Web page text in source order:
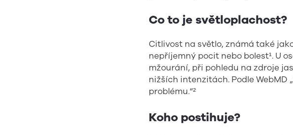
Co to je světloplachost?
Citlivost na světlo, známá také
nepříjemný pocit nebo bolest¹. U
mžourání, při pohledu na zdroje
nižších intenzitách. Podle
problému.“²
Koho postihuje?